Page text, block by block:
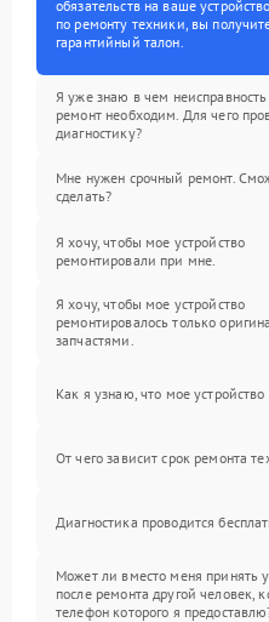
обязательств на ваше
по ремонту техники, вы
гарантийный талон.
Я уже знаю в чем
ремонт необходим. Для чего
диагностику?
Мне нужен срочный ремонт.
сделать?
Я хочу, чтобы мое устройство
ремонтировали при мне.
Я хочу, чтобы мое устройство
ремонтировалось только
запчастями.
Как я узнаю, что мое устройство
От чего зависит срок ремонта
Диагностика проводится
Может ли вместо меня принять
после ремонта другой человек,
телефон которого я